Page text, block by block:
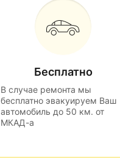
Бесплатно
В случае ремонта мы
бесплатно эвакуируем Ваш
автомобиль до 50 км. от
МКАД-а